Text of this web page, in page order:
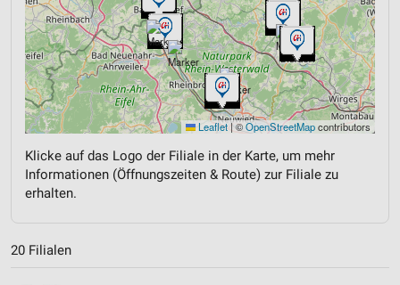
Leaflet|©OpenStreetMapcontributors
Klicke auf das Logo der Filiale in der Karte, um mehr
Informationen (Öffnungszeiten & Route) zur Filiale zu
erhalten.
20 Filialen